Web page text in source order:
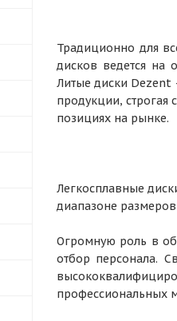
Традиционно для
дисков ведется на
Литые диски Dezent
продукции, строгая
позициях на рынке.
Легкосплавные
диапазоне размеров
Огромную роль в
отбор персонала.
профессиональных